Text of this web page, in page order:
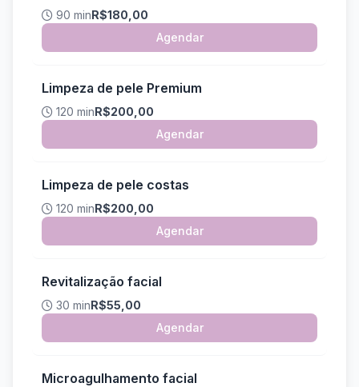
90 minR$180,00
Agendar
Limpeza de pele Premium
120 minR$200,00
Agendar
Limpeza de pele costas
120 minR$200,00
Agendar
Revitalização facial
30 minR$55,00
Agendar
Microagulhamento facial